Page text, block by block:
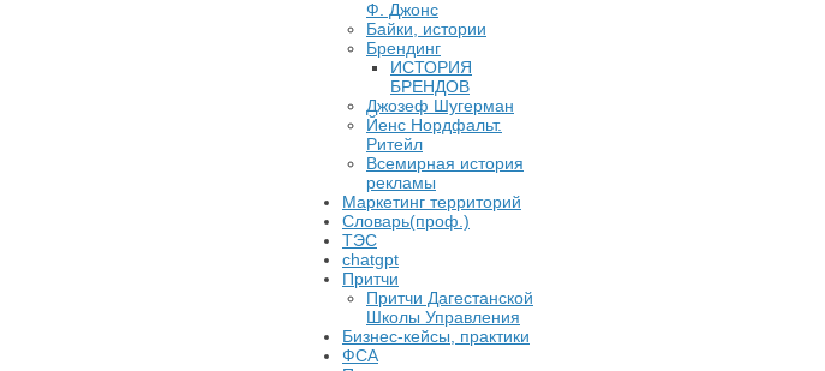
Ф. Джонс
Байки, истории
Брендинг
ИСТОРИЯ
БРЕНДОВ
Джозеф Шугерман
​Йенс Нордфальт.
Ритейл
Всемирная история
рекламы
Маркетинг территорий
Словарь(проф.)
ТЭС
chatgpt
Притчи
Притчи Дагестанской
Школы Управления
Бизнес-кейсы, практики
ФСА